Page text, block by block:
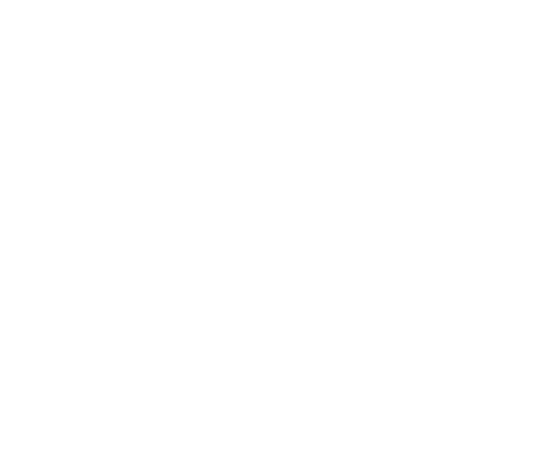
させていただ
ありません。
です。
ず変更すること
1000ppm以下、
下、フタル酸ジブチ
貨物等」とい